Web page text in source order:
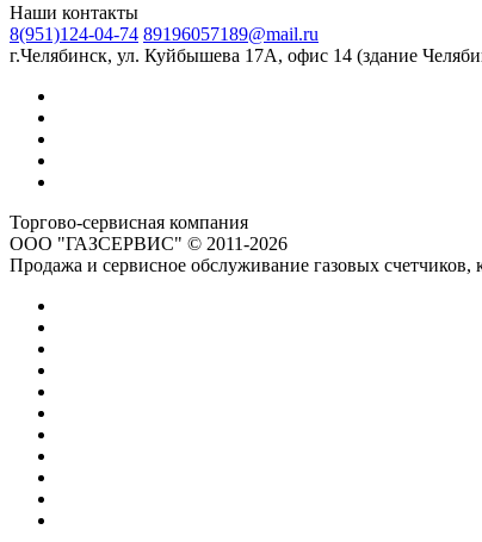
Наши контакты
8(951)124-04-74 89196057189@mail.ru
г.Челябинск, ул. Куйбышева 17А, офис 14 (здание
Торгово-сервисная компания
ООО "ГАЗСЕРВИС" © 2011-2026
Продажа и сервисное обслуживание газовых счетчиков,